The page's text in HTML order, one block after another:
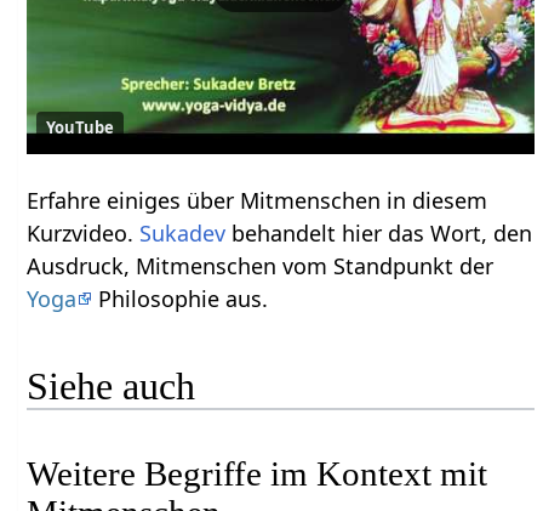
YouTube
Erfahre einiges über Mitmenschen‏‎ in diesem
Kurzvideo. Sukadev behandelt hier das Wort, den
Ausdruck, Mitmenschen‏‎ vom Standpunkt der
Yoga
Philosophie aus.
Siehe auch
Weitere Begriffe im Kontext mit